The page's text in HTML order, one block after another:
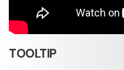
TOOLTIP